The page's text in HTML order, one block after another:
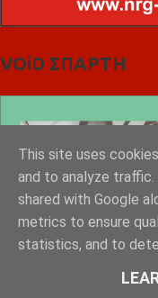
VOiD ΣΠΑΡΤΗ
This site uses
and to analyze traffic.
shared with Google
metrics to ensure
statistics, and to